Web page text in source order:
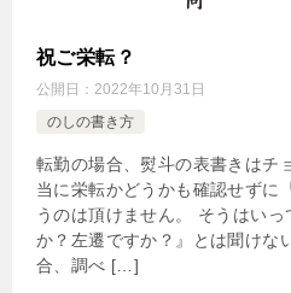
祝ご栄転？
公開日： 2022年10月31日
のしの書き方
転勤の場合、熨斗の表書きはチ
当に栄転かどうかも確認せずに
うのは頂けません。 そうはい
か？左遷ですか？』とは聞けな
合、調べ […]